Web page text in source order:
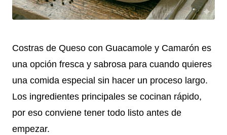
Costras de Queso con Guacamole y Camarón es
una opción fresca y sabrosa para cuando quieres
una comida especial sin hacer un proceso largo.
Los ingredientes principales se cocinan rápido,
por eso conviene tener todo listo antes de
empezar.